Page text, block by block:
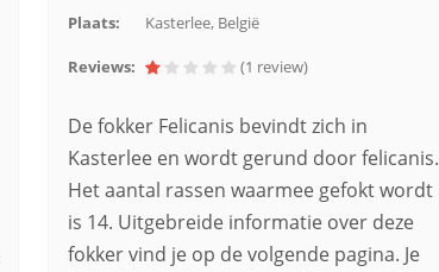
Plaats: Kasterlee, België
Reviews: (1 review)
De fokker Felicanis bevindt zich in
Kasterlee en wordt gerund door felicanis.
Het aantal rassen waarmee gefokt wordt
is 14. Uitgebreide informatie over deze
fokker vind je op de volgende pagina. Je